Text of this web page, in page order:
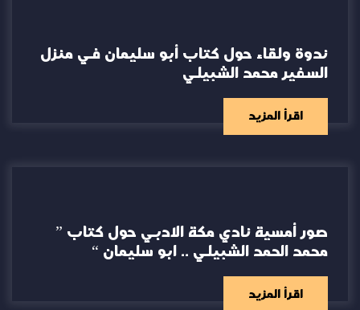
ندوة ولقاء حول كتاب أبو سليمان في منزل
السفير محمد الشبيلي
اقرأ المزيد
صور أمسية نادي مكة الادبي حول كتاب ”
محمد الحمد الشبيلي .. ابو سليمان “
اقرأ المزيد